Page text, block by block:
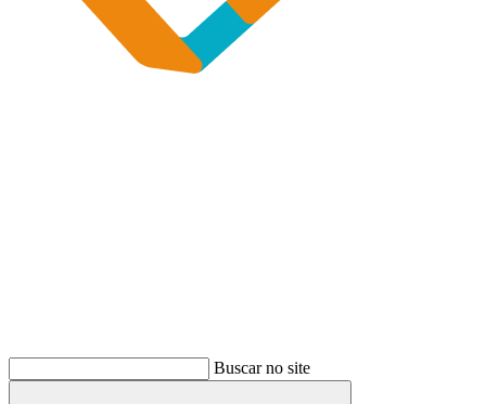
Buscar no site